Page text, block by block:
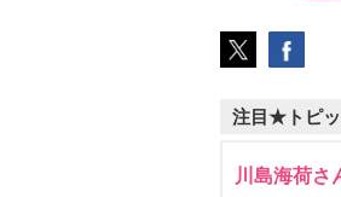
注目★トピ
川島海荷さ